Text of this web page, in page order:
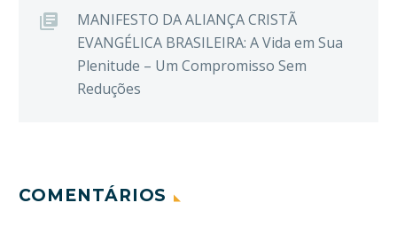
MANIFESTO DA ALIANÇA CRISTÃ
EVANGÉLICA BRASILEIRA: A Vida em Sua
Plenitude – Um Compromisso Sem
Reduções
COMENTÁRIOS